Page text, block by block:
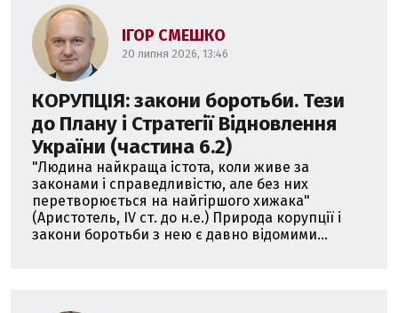
ІГОР СМЕШКО
20 липня 2026, 13:46
КОРУПЦІЯ: закони боротьби. Тези
до Плану і Стратегії Відновлення
України (частина 6.2)
"Людина найкраща істота, коли живе за
законами і справедливістю, але без них
перетворюється на найгіршого хижака"
(Аристотель, IV ст. до н.е.) Природа корупції і
закони боротьби з нею є давно відомими...